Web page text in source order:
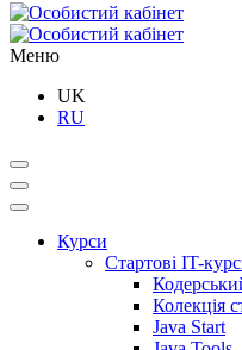
Меню
UK
RU
Курси
Стартові IT-
Колекція
Java Start